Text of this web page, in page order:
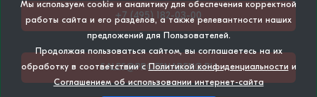
Мы используем cookie и аналитику для обеспечения корректной
работы сайта и его разделов, а также релевантности наших
предложений для Пользователей.
Продолжая пользоваться сайтом, вы соглашаетесь на их
обработку в соответствии сПолитикой конфиденциальности и
Соглашением об использовании интернет-сайта
+7 (495) 182-03-00
SALES@PROFSNABENG.RU